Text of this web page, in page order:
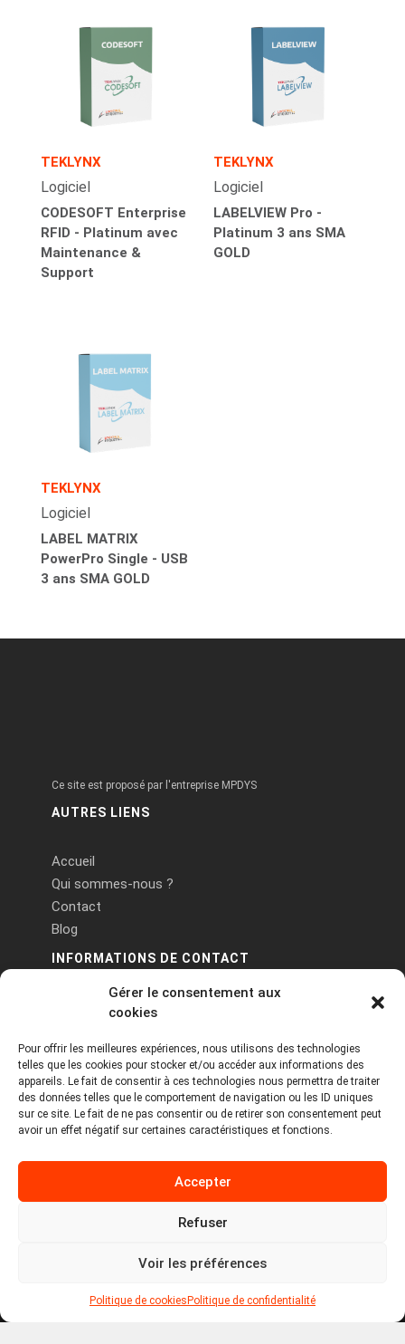
Gérer le consentement aux
cookies
Pour offrir les meilleures expériences, nous utilisons des technologies
telles que les cookies pour stocker et/ou accéder aux informations des
appareils. Le fait de consentir à ces technologies nous permettra de traiter
des données telles que le comportement de navigation ou les ID uniques
sur ce site. Le fait de ne pas consentir ou de retirer son consentement peut
avoir un effet négatif sur certaines caractéristiques et fonctions.
Accepter
Refuser
Voir les préférences
Politique de cookies Politique de confidentialité
TEKLYNX
Logiciel
CODESOFT Enterprise
RFID - Platinum avec
Maintenance &
Support
TEKLYNX
Logiciel
LABELVIEW Pro -
Platinum 3 ans SMA
GOLD
TEKLYNX
Logiciel
LABEL MATRIX
PowerPro Single - USB
3 ans SMA GOLD
Ce site est proposé par l'entreprise MPDYS
AUTRES LIENS
Accueil
Qui sommes-nous ?
Contact
Blog
INFORMATIONS DE CONTACT
PA Keneach Ouest - 5 rue de Belle-Île - 56400
contact@logiciels-etiquettes.com
09 71 37 25 93
Politique de cookies